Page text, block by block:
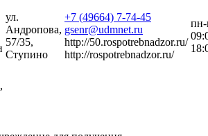
ул.
Андропова,
57/35,
Ступино
+7 (49664) 7-74-45
gsenr@udmnet.ru
http://50.rospotrebnadzor.ru/
http://rospotrebnadzor.ru/
пн-